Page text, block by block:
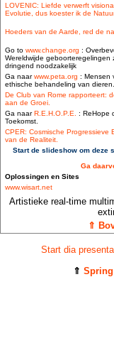
LOVENIC: Liefde verwerft
Evolutie, dus koester ik de
Hoeders van de Aarde, red de
Go to www.change.org :
Wereldwijde geboorteregelingen
dringend noodzakelijk
Ga naarwww.peta.org : Mensen
ethische behandeling van dieren.
De Club van Rome rapporteert:
aan de Groei.
Ga naarR.E.H.O.P.E. : ReHope
Toekomst.
CPER: Cosmische Progressieve
van de Realiteit.
Start de slideshow om deze
Ga
Oplossingen en Sites
www.wisart.net
Artistieke real-time
⇑
Start dia
⇑